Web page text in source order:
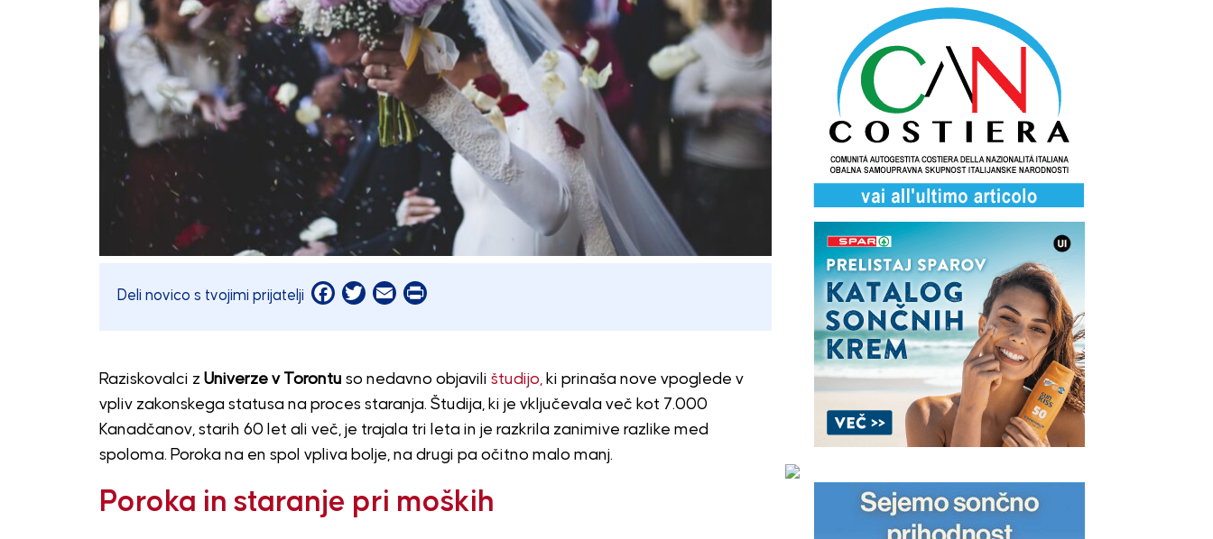
Deli novico s tvojimi prijatelji Facebook
Twitter
EmailPrint
Raziskovalci z Univerze v Torontu so nedavno objavili študijo,ki prinaša nove vpoglede v
vpliv zakonskega statusa na proces staranja. Študija, ki je vključevala več kot 7.000
Kanadčanov, starih 60 let ali več, je trajala tri leta in je razkrila zanimive razlike med
spoloma. Poroka na en spol vpliva bolje, na drugi pa očitno malo manj.
Poroka in staranje pri moških